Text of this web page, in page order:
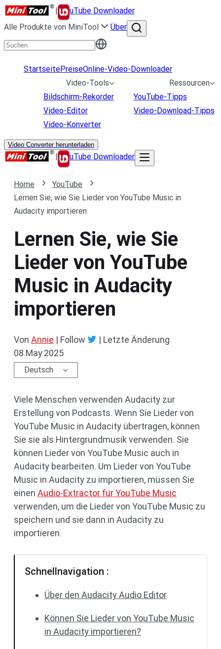
|
uTube Downloader
Alle Produkte von MiniTool
Über
StartseitePreiseOnline-Video-Downloader
Video-Tools
Bildschirm-Rekorder
Video-Editor
Video-Konverter
Ressourcen
YouTube-Tipps
Video-Download-Tipps
Video Converter herunterladen
| uTube Downloader
Home
YouTube
Lernen Sie, wie Sie Lieder von YouTube Music in
Audacity importieren
Lernen Sie, wie Sie
Lieder von YouTube
Music in Audacity
importieren
Von Annie | Follow | Letzte Änderung
08.May.2025
Deutsch
Viele Menschen verwenden Audacity zur
Erstellung von Podcasts. Wenn Sie Lieder von
YouTube Music in Audacity übertragen, können
Sie sie als Hintergrundmusik verwenden. Sie
können Lieder von YouTube Music auch in
Audacity bearbeiten. Um Lieder von YouTube
Music in Audacity zu importieren, müssen Sie
einen Audio-Extractor für YouTube Music
verwenden, um die Lieder von YouTube Music zu
speichern und sie dann in Audacity zu
importieren.
Schnellnavigation :
Über den Audacity Audio Editor
Können Sie Lieder von YouTube Music
in Audacity importieren?